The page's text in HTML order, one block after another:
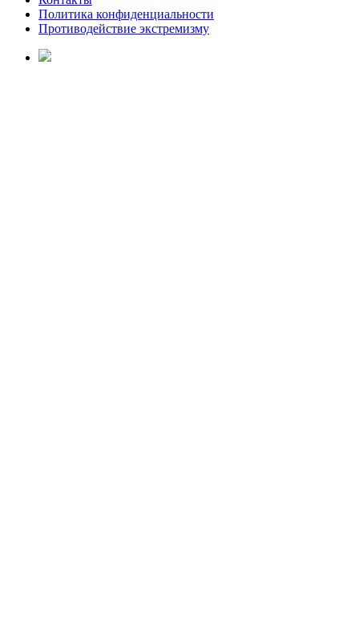
Политика конфиденциальности
Противодействие экстремизму